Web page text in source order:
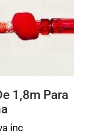
1,8m Para
inc